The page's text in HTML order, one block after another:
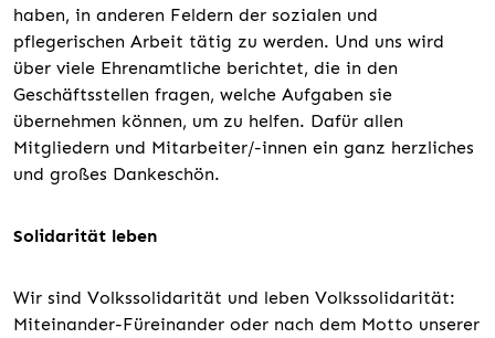
haben, in anderen Feldern der sozialen und
pflegerischen Arbeit tätig zu werden. Und uns wird
über viele Ehrenamtliche berichtet, die in den
Geschäftsstellen fragen, welche Aufgaben sie
übernehmen können, um zu helfen. Dafür allen
Mitgliedern und Mitarbeiter/-innen ein ganz herzliches
und großes Dankeschön.
Solidarität leben
Wir sind Volkssolidarität und leben Volkssolidarität:
Miteinander-Füreinander oder nach dem Motto unserer